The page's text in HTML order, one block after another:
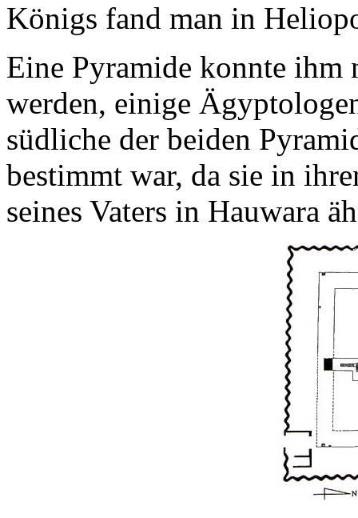
Königs fand man in
Eine Pyramide konnte ihm
werden, einige
südliche der beiden
bestimmt war, da sie in
seines Vaters in Hauwara